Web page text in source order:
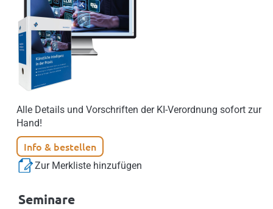
Alle Details und Vorschriften der KI-Verordnung sofort zur
Hand!
Info & bestellen
Zur Merkliste hinzufügen
Seminare